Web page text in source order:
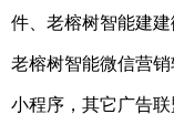
件、老榕树智能建
老榕树智能微信营
小程序，其它广告